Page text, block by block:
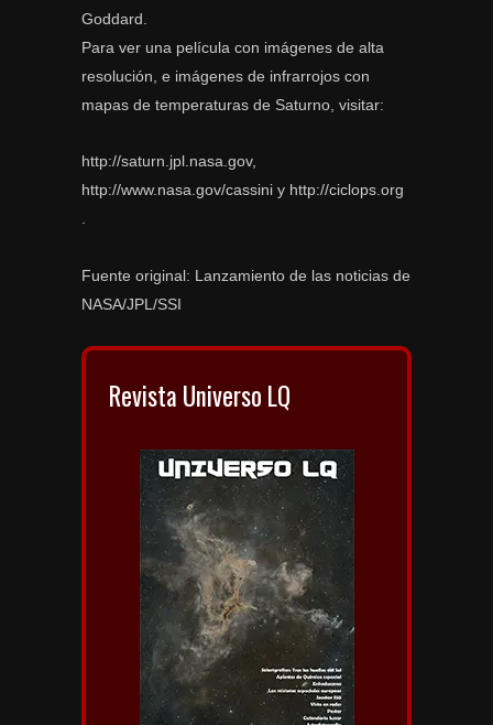
Goddard.
Para ver una película con imágenes de alta
resolución, e imágenes de infrarrojos con
mapas de temperaturas de Saturno, visitar:
http://saturn.jpl.nasa.gov,
http://www.nasa.gov/cassini y http://ciclops.org
Fuente original: Lanzamiento de las noticias de
NASA/JPL/SSI
Revista Universo LQ